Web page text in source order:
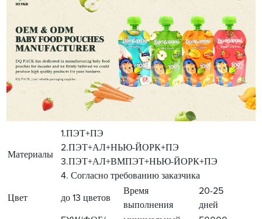
Материалы
1.ПЭТ+ПЭ
2.ПЭТ+АЛ+НЬЮ-ЙОРК+ПЭ
3.ПЭТ+АЛ+ВМПЭТ+НЬЮ-ЙОРК+ПЭ
4. Согласно требованию заказчика
Цвет до 13 цветов
Время
выполнения
20-25
дней